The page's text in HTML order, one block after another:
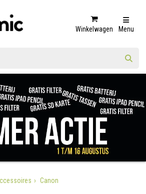
Winkelwagen Menu
Canon